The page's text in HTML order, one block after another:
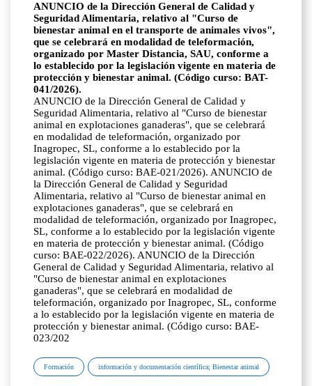
ANUNCIO de la Dirección General de Calidad y
Seguridad Alimentaria, relativo al "Curso de
bienestar animal en el transporte de animales vivos",
que se celebrará en modalidad de teleformación,
organizado por Master Distancia, SAU, conforme a
lo establecido por la legislación vigente en materia de
protección y bienestar animal. (Código curso: BAT-
041/2026).
ANUNCIO de la Dirección General de Calidad y
Seguridad Alimentaria, relativo al "Curso de bienestar
animal en explotaciones ganaderas", que se celebrará
en modalidad de teleformación, organizado por
Inagropec, SL, conforme a lo establecido por la
legislación vigente en materia de protección y bienestar
animal. (Código curso: BAE-021/2026). ANUNCIO de
la Dirección General de Calidad y Seguridad
Alimentaria, relativo al "Curso de bienestar animal en
explotaciones ganaderas", que se celebrará en
modalidad de teleformación, organizado por Inagropec,
SL, conforme a lo establecido por la legislación vigente
en materia de protección y bienestar animal. (Código
curso: BAE-022/2026). ANUNCIO de la Dirección
General de Calidad y Seguridad Alimentaria, relativo al
"Curso de bienestar animal en explotaciones
ganaderas", que se celebrará en modalidad de
teleformación, organizado por Inagropec, SL, conforme
a lo establecido por la legislación vigente en materia de
protección y bienestar animal. (Código curso: BAE-
023/202
Formación información y documentación científica; Bienestar animal